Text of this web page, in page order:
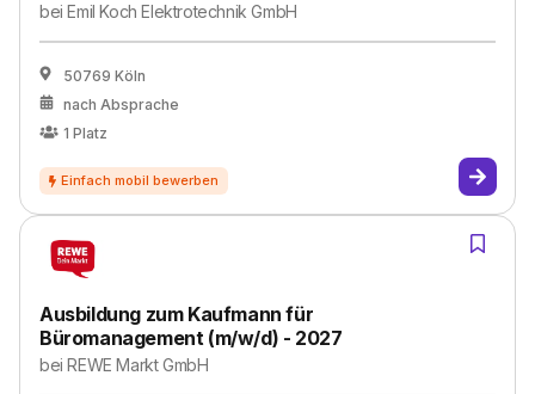
beiEmil Koch Elektrotechnik GmbH
50769 Köln
nach Absprache
1 Platz
Ausbildung zum Kaufmann für
Büromanagement (m/w/d) - 2027
beiREWE Markt GmbH